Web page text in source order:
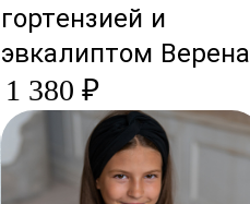
гортензией и
эвкалиптом Верена
1 380 ₽